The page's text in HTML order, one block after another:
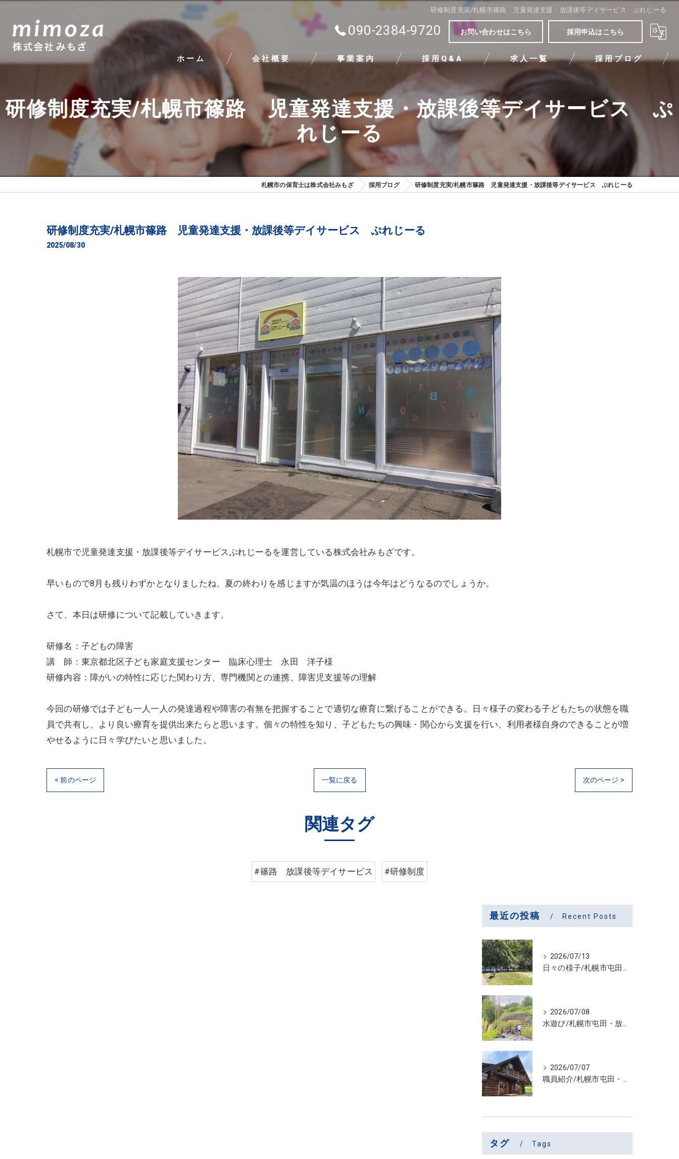
研修制度充実/札幌市篠路 児童発達支援・放課後等デイサービス ぷれじーる
090-2384-9720 お問い合わせはこちら 採用申込はこちら
ホーム 会社概要
代表挨拶
ビジョン
求める人物像
事業案内 採用Q&A 求人一覧 採用ブログ
研修制度充実/札幌市篠路 児童発達支援・放課後等デイサービス ぷ
れじーる
札幌市の保育士は株式会社みもざ 採用ブログ 研修制度充実/札幌市篠路 児童発達支援・放課後等デイサービス ぷれじーる
研修制度充実/札幌市篠路 児童発達支援・放課後等デイサービス ぷれじーる
2025/08/30
札幌市で児童発達支援・放課後等デイサービスぷれじーるを運営している株式会社みもざです。
早いもので8月も残りわずかとなりましたね、夏の終わりを感じますが気温のほうは今年はどうなるのでしょうか。
さて、本日は研修について記載していきます。
研修名：子どもの障害
講 師：東京都北区子ども家庭支援センター 臨床心理士 永田 洋子様
研修内容：障がいの特性に応じた関わり方、専門機関との連携、障害児支援等の理解
今回の研修では子ども一人一人の発達過程や障害の有無を把握することで適切な療育に繋げることができる。日々様子の変わる子どもたちの状態を職
員で共有し、より良い療育を提供出来たらと思います。個々の特性を知り、子どもたちの興味・関心から支援を行い、利用者様自身のできることが増
やせるように日々学びたいと思いました。
< 前のページ 一覧に戻る 次のページ >
関連タグ
#篠路 放課後等デイサービス #研修制度
最近の投稿 Recent Posts
2026/07/13
日々の様子/札幌市屯田・放課後等デイサービス くるわーる
2026/07/08
水遊び/札幌市屯田・放課後等デイサービス くるわーる
2026/07/07
職員紹介/札幌市屯田・放課後等デイサービス くるわーる
タグ Tags